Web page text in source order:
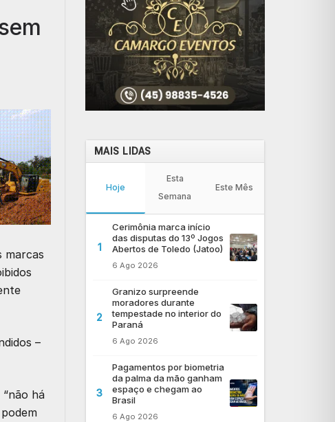
marcas
–
há
MAIS LIDAS
Hoje
Esta
Semana
Este Mês
1
Cerimônia marca início
das disputas do 13º Jogos
Abertos de Toledo (Jatoo)
6 Ago 2026
2
Granizo surpreende
moradores durante
tempestade no interior do
Paraná
6 Ago 2026
3
Pagamentos por biometria
da palma da mão ganham
espaço e chegam ao
Brasil
6 Ago 2026